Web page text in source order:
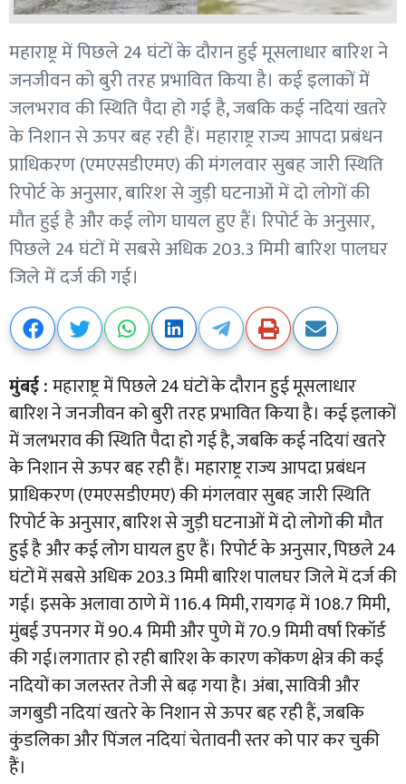
महाराष्ट्र में पिछले 24 घंटों के दौरान हुई मूसलाधार बारिश ने
जनजीवन को बुरी तरह प्रभावित किया है। कई इलाकों में
जलभराव की स्थिति पैदा हो गई है, जबकि कई नदियां खतरे
के निशान से ऊपर बह रही हैं। महाराष्ट्र राज्य आपदा प्रबंधन
प्राधिकरण (एमएसडीएमए) की मंगलवार सुबह जारी स्थिति
रिपोर्ट के अनुसार, बारिश से जुड़ी घटनाओं में दो लोगों की
मौत हुई है और कई लोग घायल हुए हैं। रिपोर्ट के अनुसार,
पिछले 24 घंटों में सबसे अधिक 203.3 मिमी बारिश पालघर
जिले में दर्ज की गई।
मुंबई :महाराष्ट्र में पिछले 24 घंटों के दौरान हुई मूसलाधार
बारिश ने जनजीवन को बुरी तरह प्रभावित किया है। कई इलाकों
में जलभराव की स्थिति पैदा हो गई है, जबकि कई नदियां खतरे
के निशान से ऊपर बह रही हैं। महाराष्ट्र राज्य आपदा प्रबंधन
प्राधिकरण (एमएसडीएमए) की मंगलवार सुबह जारी स्थिति
रिपोर्ट के अनुसार, बारिश से जुड़ी घटनाओं में दो लोगों की मौत
हुई है और कई लोग घायल हुए हैं। रिपोर्ट के अनुसार, पिछले 24
घंटों में सबसे अधिक 203.3 मिमी बारिश पालघर जिले में दर्ज की
गई। इसके अलावा ठाणे में 116.4 मिमी, रायगढ़ में 108.7 मिमी,
मुंबई उपनगर में 90.4 मिमी और पुणे में 70.9 मिमी वर्षा रिकॉर्ड
की गई।लगातार हो रही बारिश के कारण कोंकण क्षेत्र की कई
नदियों का जलस्तर तेजी से बढ़ गया है। अंबा, सावित्री और
जगबुडी नदियां खतरे के निशान से ऊपर बह रही हैं, जबकि
कुंडलिका और पिंजल नदियां चेतावनी स्तर को पार कर चुकी
हैं।